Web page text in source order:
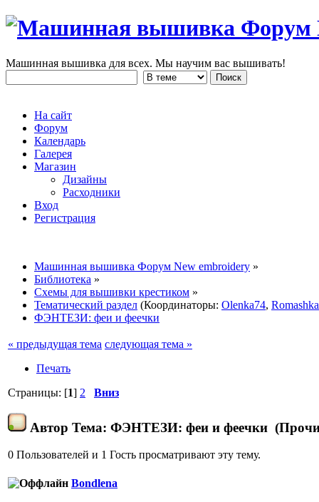
Машинная вышивка для всех. Мы научим вас вышивать!
На сайт
Форум
Календарь
Галерея
Магазин
Дизайны
Расходники
Вход
Регистрация
Машинная вышивка Форум New embroidery »
Библиотека »
Схемы для вышивки крестиком »
Тематический раздел (Координаторы: Olenka74, Romashka
ФЭНТЕЗИ: феи и феечки
« предыдущая тема следующая тема »
Печать
Страницы: [1] 2 Вниз
Автор Тема: ФЭНТЕЗИ: феи и феечки
0 Пользователей и 1 Гость просматривают эту тему.
Bondlena